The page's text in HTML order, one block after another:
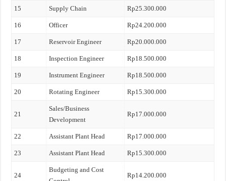
15 Supply Chain Rp25.300.000
16 Officer Rp24.200.000
17 Reservoir Engineer Rp20.000.000
18 Inspection Engineer Rp18.500.000
19 Instrument Engineer Rp18.500.000
20 Rotating Engineer Rp15.300.000
21
Sales/Business
Development
Rp17.000.000
22 Assistant Plant Head Rp17.000.000
23 Assistant Plant Head Rp15.300.000
24
Budgeting and Cost
Rp14.200.000